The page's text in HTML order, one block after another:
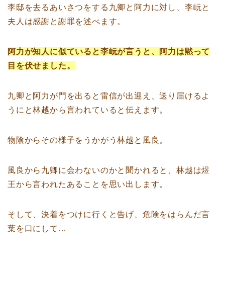
李邸を去るあいさつをする九卿と阿力に対し、李岏と
夫人は感謝と謝罪を述べます。
阿力が知人に似ていると李岏が言うと、阿力は黙って
目を伏せました。
九卿と阿力が門を出ると雷信が出迎え、送り届けるよ
うにと林越から言われていると伝えます。
物陰からその様子をうかがう林越と風良。
風良から九卿に会わないのかと聞かれると、林越は煜
王から言われたあることを思い出します。
そして、決着をつけに行くと告げ、危険をはらんだ言
葉を口にして…